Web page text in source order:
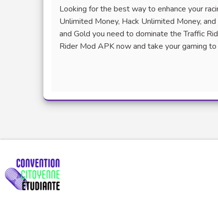
Looking for the best way to enhance your
Unlimited Money, Hack Unlimited Money,
and Gold you need to dominate the Traffic
Rider Mod APK now and take your gaming